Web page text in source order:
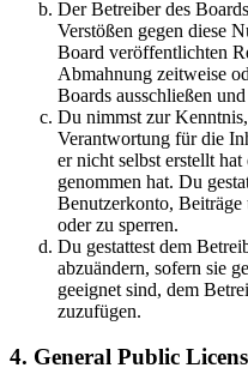
Der Betreiber des
Verstößen gegen diese
Board veröffentlichten
Abmahnung zeitweise
Boards ausschließen
Du nimmst zur
Verantwortung für die
er nicht selbst erstellt
genommen hat. Du
Benutzerkonto,
oder zu sperren.
Du gestattest dem
abzuändern, sofern sie
geeignet sind, dem
zuzufügen.
4. General Public